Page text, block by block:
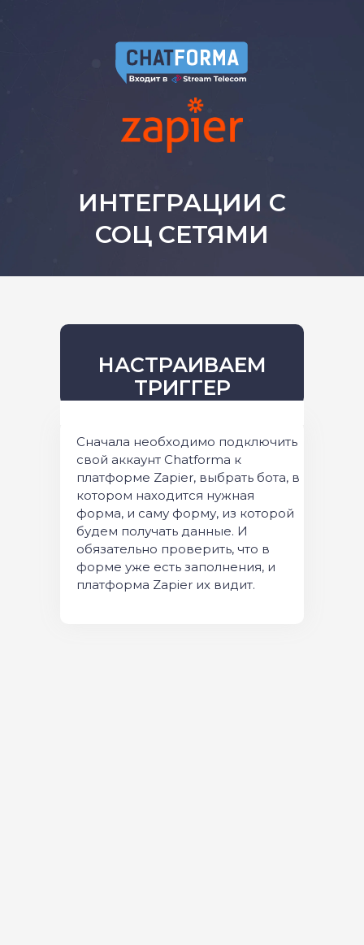
ИНТЕГРАЦИИ С
СОЦ СЕТЯМИ
НАСТРАИВАЕМ
ТРИГГЕР
Сначала необходимо подключить
свой аккаунт Chatforma к
платформе Zapier, выбрать бота, в
котором находится нужная
форма, и саму форму, из которой
будем получать данные. И
обязательно проверить, что в
форме уже есть заполнения, и
платформа Zapier их видит.